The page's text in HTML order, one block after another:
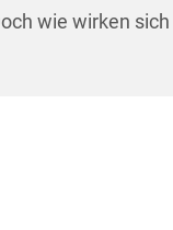
wie wirken